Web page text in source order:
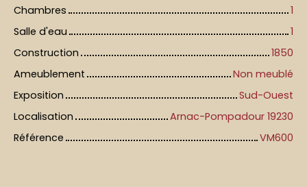
Chambres
1
Salle d'eau
1
Construction
1850
Ameublement
Non meublé
Exposition
Sud-Ouest
Localisation
Arnac-Pompadour 19230
Référence
VM600